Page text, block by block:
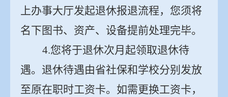
上办事大厅发起退休报退流程，您须将
名下图书、资产、设备提前处理完毕。
4.您将于退休次月起领取退休待
遇。退休待遇由省社保和学校分别发放
至原在职时工资卡。如需更换工资卡，